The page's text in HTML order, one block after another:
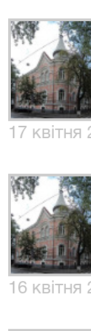
17 квітня
16 квітня